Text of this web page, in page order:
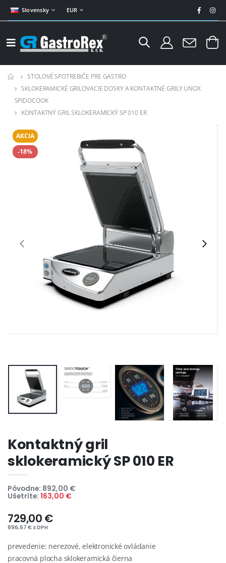
Slovensky EUR
STOLOVÉ SPOTREBIČE PRE GASTRO
SKLOKERAMICKÉ GRILOVACIE DOSKY A KONTAKTNÉ GRILY UNOX
SPIDOCOOK
KONTAKTNÝ GRIL SKLOKERAMICKÝ SP 010 ER
AKCIA
-18%
Kontaktný gril
sklokeramický SP 010 ER
Pôvodne: 892,00 €
Ušetríte: 163,00 €
729,00 €
896,67 € s DPH
prevedenie: nerezové, elektronické ovládanie
pracovná plocha sklokeramická čierna